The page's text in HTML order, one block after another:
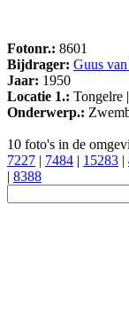
Fotonr.: 8601
Bijdrager: Guus
Jaar: 1950
Locatie 1.: Tongelre |
Onderwerp.:
10 foto's in de
7227 | 7484 | 15283 |
| 8388